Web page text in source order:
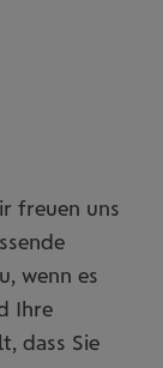
freuen uns
wenn es
Ihre
dass Sie